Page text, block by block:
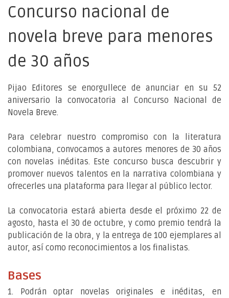
Concurso nacional de
novela breve para menores
de 30 años
Pijao Editores se enorgullece de anunciar en su 52
aniversario la convocatoria al Concurso Nacional de
Novela Breve.
Para celebrar nuestro compromiso con la literatura
colombiana, convocamos a autores menores de 30 años
con novelas inéditas. Este concurso busca descubrir y
promover nuevos talentos en la narrativa colombiana y
ofrecerles una plataforma para llegar al público lector.
La convocatoria estará abierta desde el próximo 22 de
agosto, hasta el 30 de octubre, y como premio tendrá la
publicación de la obra, y la entrega de 100 ejemplares al
autor, así como reconocimientos a los finalistas.
Bases
1. Podrán optar novelas originales e inéditas, en